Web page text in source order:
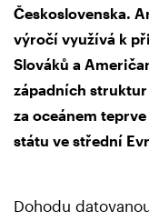
Československa.
výročí využívá k
Slováků a
západních struktur
za oceánem
státu ve střední
Dohodu